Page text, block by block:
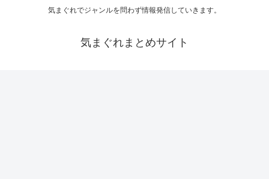
気まぐれでジャンルを問わず情報発信していきます。
気まぐれまとめサイト